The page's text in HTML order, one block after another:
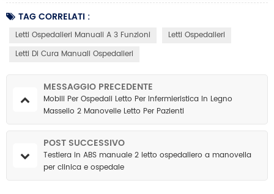
TAG CORRELATI :
Letti Ospedalieri Manuali A 3 Funzioni
Letti Ospedalieri
Letti Di Cura Manuali Ospedalieri
MESSAGGIO PRECEDENTE
Mobili Per Ospedali Letto Per Infermieristica In Legno
Massello 2 Manovelle Letto Per Pazienti
POST SUCCESSIVO
Testiera in ABS manuale 2 letto ospedaliero a manovella
per clinica e ospedale